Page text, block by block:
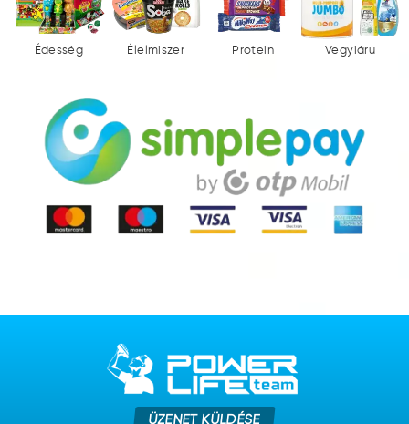
Édesség Élelmiszer Protein Vegyiáru
ÜZENET KÜLDÉSE